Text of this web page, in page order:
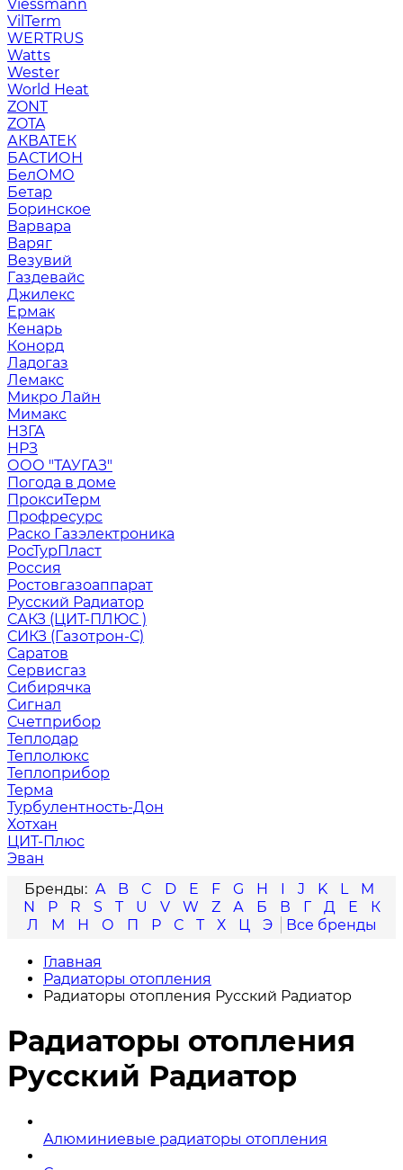
Viessmann
VilTerm
WERTRUS
Watts
Wester
World Heat
ZONT
ZOTA
АКВАТЕК
БАСТИОН
БелОМО
Бетар
Боринское
Варвара
Варяг
Везувий
Газдевайс
Джилекс
Ермак
Кенарь
Конорд
Ладогаз
Лемакс
Микро Лайн
Мимакс
НЗГА
НРЗ
ООО "ТАУГАЗ"
Погода в доме
ПроксиТерм
Профресурс
Раско Газэлектроника
РосТурПласт
Россия
Ростовгазоаппарат
Русский Радиатор
САКЗ (ЦИТ-ПЛЮС )
СИКЗ (Газотрон-С)
Саратов
Сервисгаз
Сибирячка
Сигнал
Счетприбор
Теплодар
Теплолюкс
Теплоприбор
Терма
Турбулентность-Дон
Хотхан
ЦИТ-Плюс
Эван
A
B C D E F G H I J K L
M
N
P R S T U V W Z А Б В Г Д Е
К
Л
М Н О П Р С Т Х Ц Э
Главная
Радиаторы отопления
Радиаторы отопления Русский Радиатор
Радиаторы отопления
Русский Радиатор
Алюминиевые радиаторы отопления